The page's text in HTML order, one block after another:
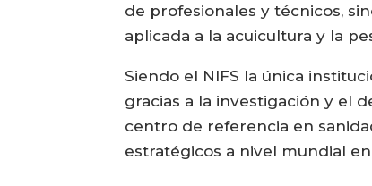
de profesionales y técnicos,
aplicada a la acuicultura y la
Siendo el NIFS la única
gracias a la investigación y el
centro de referencia en
estratégicos a nivel mundial